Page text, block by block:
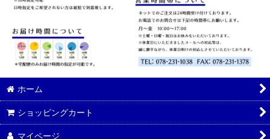
ホーム
ショッピングカート
マイページ